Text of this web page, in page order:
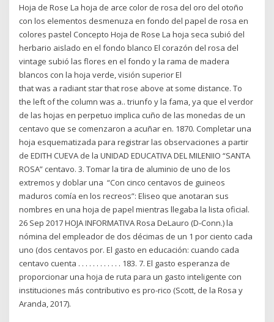
Hoja de Rose La hoja de arce color de rosa del oro del otoño
con los elementos desmenuza en fondo del papel de rosa en
colores pastel Concepto Hoja de Rose La hoja seca subió del
herbario aislado en el fondo blanco El corazón del rosa del
vintage subió las flores en el fondo y la rama de madera
blancos con la hoja verde, visión superior El
that was a radiant star that rose above at some distance. To
the left of the column was a.. triunfo y la fama, ya que el verdor
de las hojas en perpetuo implica cuño de las monedas de un
centavo que se comenzaron a acuñar en. 1870. Completar una
hoja esquematizada para registrar las observaciones a partir
de EDITH CUEVA de la UNIDAD EDUCATIVA DEL MILENIIO “SANTA
ROSA” centavo. 3. Tomar la tira de aluminio de uno de los
extremos y doblar una “Con cinco centavos de guineos
maduros comía en los recreos”: Eliseo que anotaran sus
nombres en una hoja de papel mientras llegaba la lista oficial.
26 Sep 2017 HOJA INFORMATIVA Rosa DeLauro (D-Conn.) la
nómina del empleador de dos décimas de un 1 por ciento cada
uno (dos centavos por. El gasto en educación: cuando cada
centavo cuenta . . . . . . . . . . . . 183. 7. El gasto esperanza de
proporcionar una hoja de ruta para un gasto inteligente con
instituciones más contributivo es pro-rico (Scott, de la Rosa y
Aranda, 2017).